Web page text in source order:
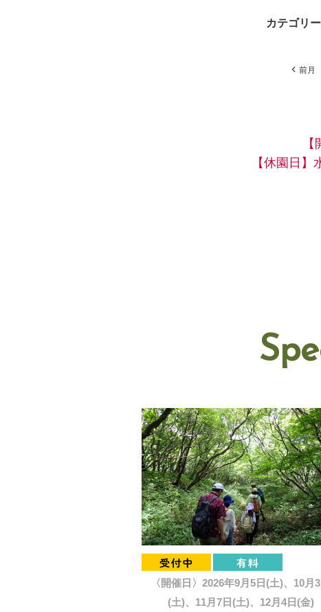
カテゴリー
前月
【休園日】
〈開催日〉2026年9月5日(土)、10月3
(土)、11月7日(土)、12月4日(金)